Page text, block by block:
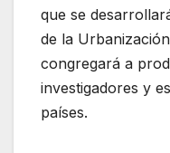
que se
de la
congregará a
investigadores y
países.